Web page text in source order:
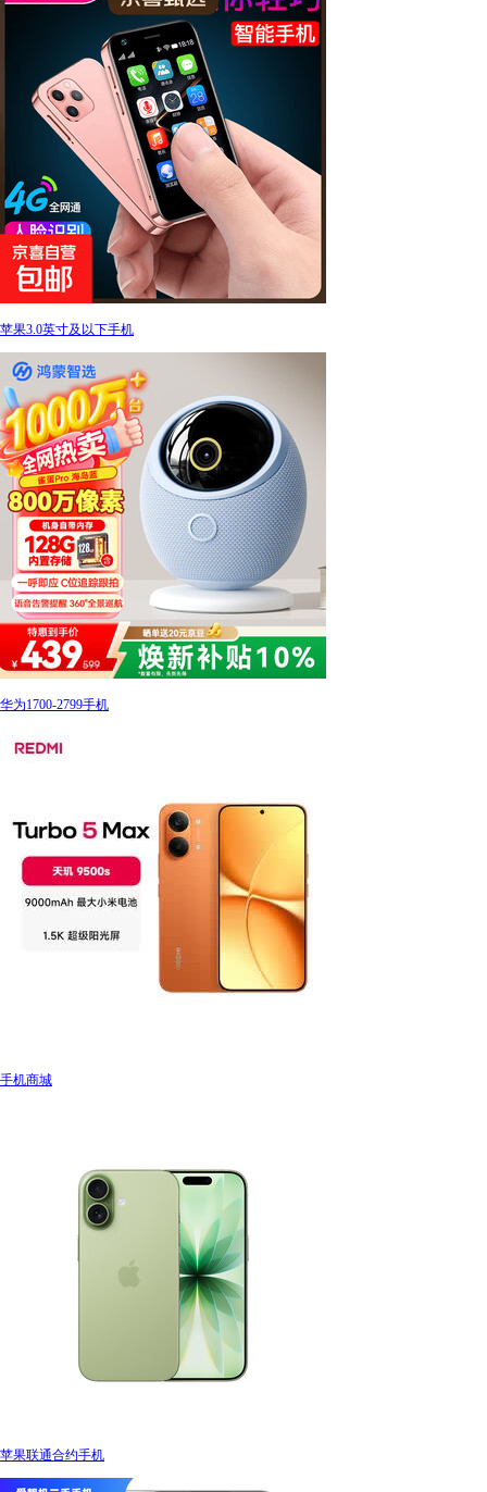
苹果3.0英寸及以下手机
华为1700-2799手机
手机商城
苹果联通合约手机